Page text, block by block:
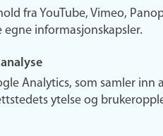
fra YouTube, Vimeo,
egne informasjonskapsler.
Analytics, som samler inn
ytelse og